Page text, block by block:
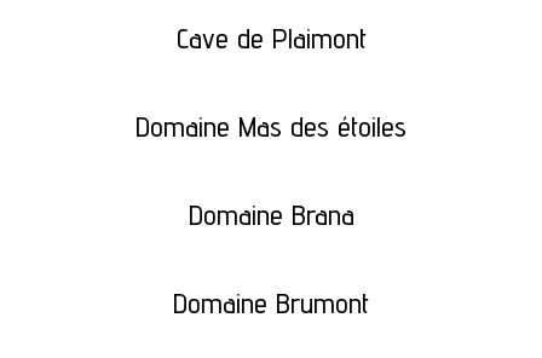
Cave de Plaimont
Domaine Mas des étoiles
Domaine Brana
Domaine Brumont